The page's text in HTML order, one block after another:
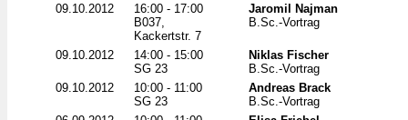
09.10.2012
16:00 - 17:00
B037,
Kackertstr. 7
Jaromil Najman
B.Sc.-Vortrag
09.10.2012
14:00 - 15:00
SG 23
Niklas Fischer
B.Sc.-Vortrag
09.10.2012
10:00 - 11:00
SG 23
Andreas Brack
B.Sc.-Vortrag